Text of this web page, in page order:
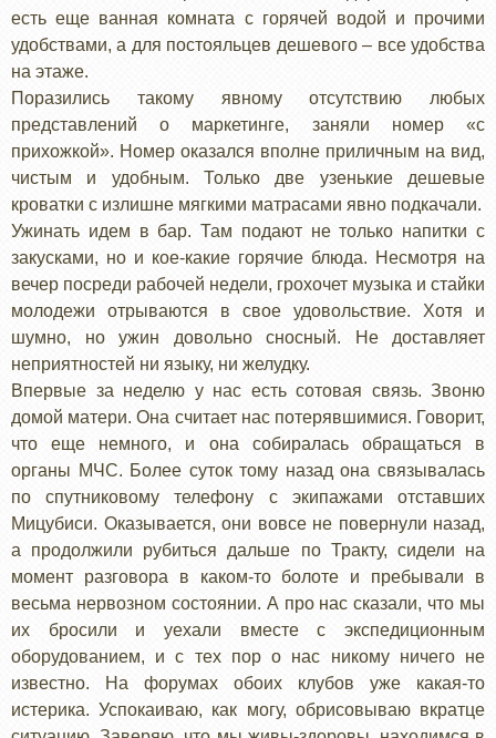
есть еще ванная комната с горячей водой и прочими
удобствами, а для постояльцев дешевого – все удобства
на этаже.
Поразились такому явному отсутствию любых
представлений о маркетинге, заняли номер «с
прихожкой». Номер оказался вполне приличным на вид,
чистым и удобным. Только две узенькие дешевые
кроватки с излишне мягкими матрасами явно подкачали.
Ужинать идем в бар. Там подают не только напитки с
закусками, но и кое-какие горячие блюда. Несмотря на
вечер посреди рабочей недели, грохочет музыка и стайки
молодежи отрываются в свое удовольствие. Хотя и
шумно, но ужин довольно сносный. Не доставляет
неприятностей ни языку, ни желудку.
Впервые за неделю у нас есть сотовая связь. Звоню
домой матери. Она считает нас потерявшимися. Говорит,
что еще немного, и она собиралась обращаться в
органы МЧС. Более суток тому назад она связывалась
по спутниковому телефону с экипажами отставших
Мицубиси. Оказывается, они вовсе не повернули назад,
а продолжили рубиться дальше по Тракту, сидели на
момент разговора в каком-то болоте и пребывали в
весьма нервозном состоянии. А про нас сказали, что мы
их бросили и уехали вместе с экспедиционным
оборудованием, и с тех пор о нас никому ничего не
известно. На форумах обоих клубов уже какая-то
истерика. Успокаиваю, как могу, обрисовываю вкратце